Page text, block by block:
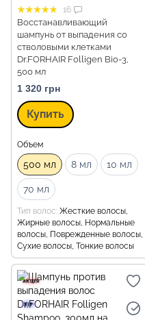
16
Восстанавливающий
шампунь от выпадения со
стволовыми клетками
Dr.FORHAIR Folligen Bio-3,
500 мл
1 320 грн
Купить
Объем
500 мл 8 мл 10 мл
70 мл
Тип волос Жесткие волосы,
Жирные волосы, Нормальные
волосы, Поврежденные волосы,
Сухие волосы, Тонкие волосы